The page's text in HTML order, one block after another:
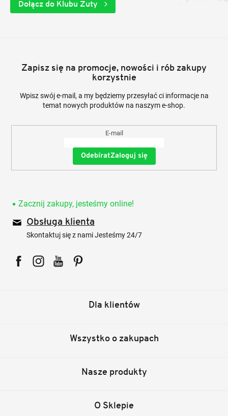
Dołącz do Klubu Zuty
Zapisz się na promocje, nowości i rób zakupy
korzystnie
Wpisz swój e-mail, a my będziemy przesyłać ci informacje na
temat nowych produktów na naszym e-shop.
E-mail
Zaloguj się
Zacznij zakupy, jesteśmy online!
Obsługa klienta
Skontaktuj się z nami Jesteśmy 24/7
Dla klientów
Wszystko o zakupach
Nasze produkty
O Sklepie